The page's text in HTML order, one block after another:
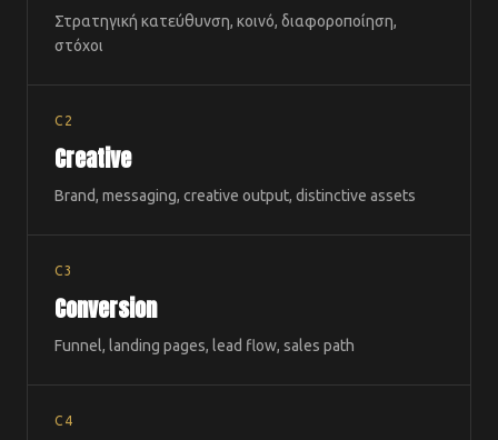
Στρατηγική κατεύθυνση, κοινό, διαφοροποίηση,
στόχοι
C2
Creative
Brand, messaging, creative output, distinctive assets
C3
Conversion
Funnel, landing pages, lead flow, sales path
C4